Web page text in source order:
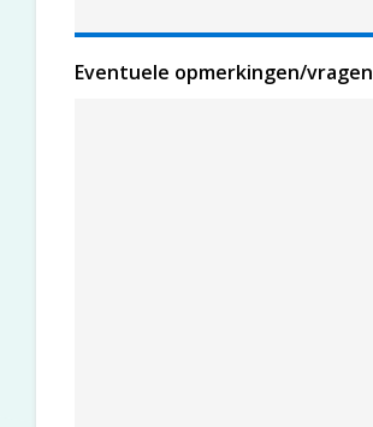
Eventuele opmerkingen/vragen